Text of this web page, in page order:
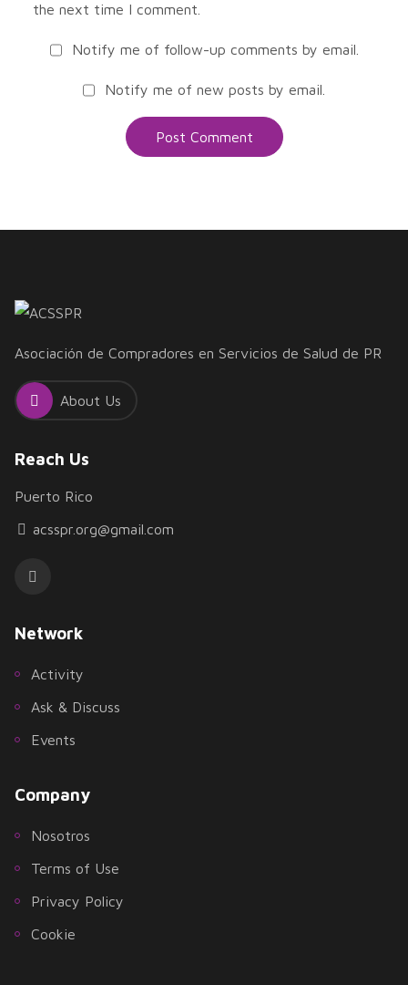
the next time I comment.
Notify me of follow-up comments by email.
Notify me of new posts by email.
Asociación de Compradores en Servicios de Salud de PR
About Us
Network
Activity
Ask & Discuss
Events
Company
Nosotros
Terms of Use
Privacy Policy
Cookie
Reach Us
Puerto Rico
acsspr.org@gmail.com